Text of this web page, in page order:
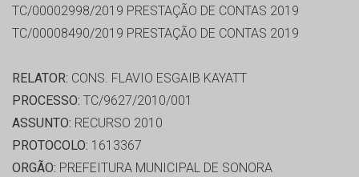
TC/00002998/2019 PRESTAÇÃO DE CONTAS 2019
TC/00008490/2019 PRESTAÇÃO DE CONTAS 2019
RELATOR: CONS. FLAVIO ESGAIB KAYATT
PROCESSO: TC/9627/2010/001
ASSUNTO: RECURSO 2010
PROTOCOLO: 1613367
ORGÃO: PREFEITURA MUNICIPAL DE SONORA